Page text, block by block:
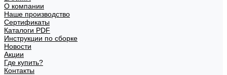
О компании
Наше производство
Сертификаты
Каталоги PDF
Инструкции по сборке
Новости
Акции
Где купить?
Контакты